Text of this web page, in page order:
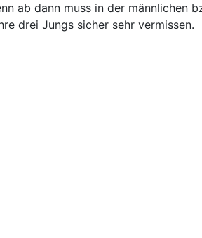
ab dann muss in der männlichen
drei Jungs sicher sehr vermissen.